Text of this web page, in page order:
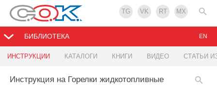
TG VK RT MX
БИБЛИОТЕКА
ИНСТРУКЦИИ КАТАЛОГИ КНИГИ ВИДЕО СТАТЬИ
EN
Инструкция на Горелки жидкотопливные